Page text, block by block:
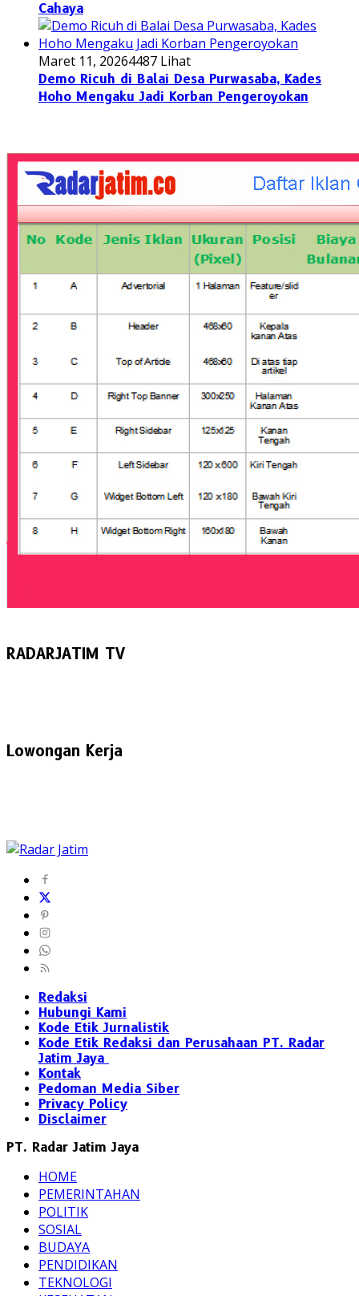
Cahaya
Maret 11, 20264487 Lihat
Demo Ricuh di Balai Desa Purwasaba, Kades
Hoho Mengaku Jadi Korban Pengeroyokan
RADARJATIM TV
Lowongan Kerja
Redaksi
Hubungi Kami
Kode Etik Jurnalistik
Kode Etik Redaksi dan Perusahaan PT. Radar
Jatim Jaya
Kontak
Pedoman Media Siber
Privacy Policy
Disclaimer
PT. Radar Jatim Jaya
HOME
PEMERINTAHAN
POLITIK
SOSIAL
BUDAYA
PENDIDIKAN
TEKNOLOGI